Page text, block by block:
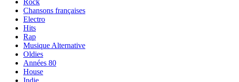
Rock
Chansons françaises
Electro
Hits
Rap
Musique Alternative
Oldies
Années 80
House